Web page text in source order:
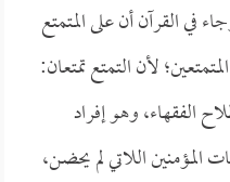
في القرآن أن على المتمتع
لأن التمتع تمتعان:
الفقهاء، وهو إفراد
المؤمنين اللاتي لم يحضن،